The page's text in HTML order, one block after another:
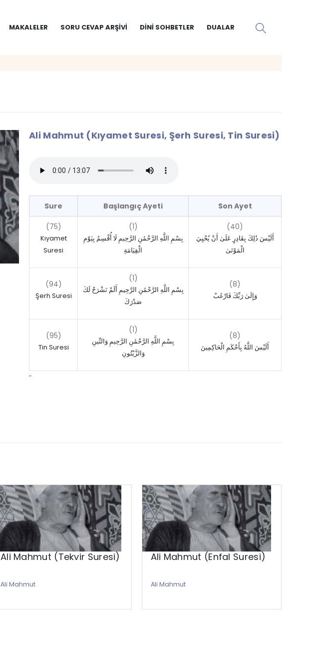
MAKALELER SORU CEVAP ARŞIVI DINI SOHBETLER DUALAR
Ali Mahmut (Kıyamet Suresi, Şerh Suresi, Tin Suresi)
Sure Başlangıç Ayeti Son Ayet
(75)
Kıyamet
Suresi
(1)
بِسْمِ اللَّهِ الرَّحْمَٰنِ الرَّحِيمِ لَا أُقْسِمُ بِيَوْمِ
الْقِيَامَةِ
(40)
أَلَيْسَ ذَٰلِكَ بِقَادِرٍ عَلَىٰ أَنْ يُحْيِيَ
الْمَوْتَىٰ
(94)
Şerh Suresi
(1)
بِسْمِ اللَّهِ الرَّحْمَٰنِ الرَّحِيمِ أَلَمْ نَشْرَحْ لَكَ
صَدْرَكَ
(8)
وَإِلَىٰ رَبِّكَ فَارْغَبْ
(95)
Tin Suresi
(1)
بِسْمِ اللَّهِ الرَّحْمَٰنِ الرَّحِيمِ وَالتِّينِ
وَالزَّيْتُونِ
(8)
أَلَيْسَ اللَّهُ بِأَحْكَمِ الْحَاكِمِينَ
“
Ali Mahmut (Tekvir Suresi)
Ali Mahmut
Ali Mahmut (Enfal Suresi)
Ali Mahmut